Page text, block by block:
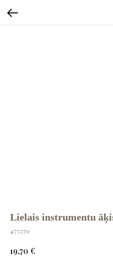
Lielais instrumentu
477270
19,70 €